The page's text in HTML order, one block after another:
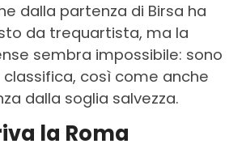
dalla partenza di Birsa ha
da trequartista, ma la
sembra impossibile: sono
classifica, così come anche
dalla soglia salvezza.
la Roma